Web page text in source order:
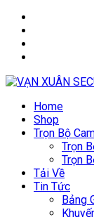
Home
Shop
Trọn Bộ
Trọn
Trọn
Tải Về
Tin Tức
Bảng